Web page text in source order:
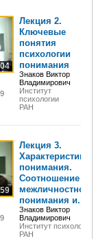
Лекция 2.
Ключевые
понятия
психологии
понимания
Знаков Виктор
Владимирович
Институт
психологии
РАН
Лекция 3.
Характеристики
понимания.
Соотношение
межличностного
понимания и...
Знаков Виктор
Владимирович
Институт психологии
РАН